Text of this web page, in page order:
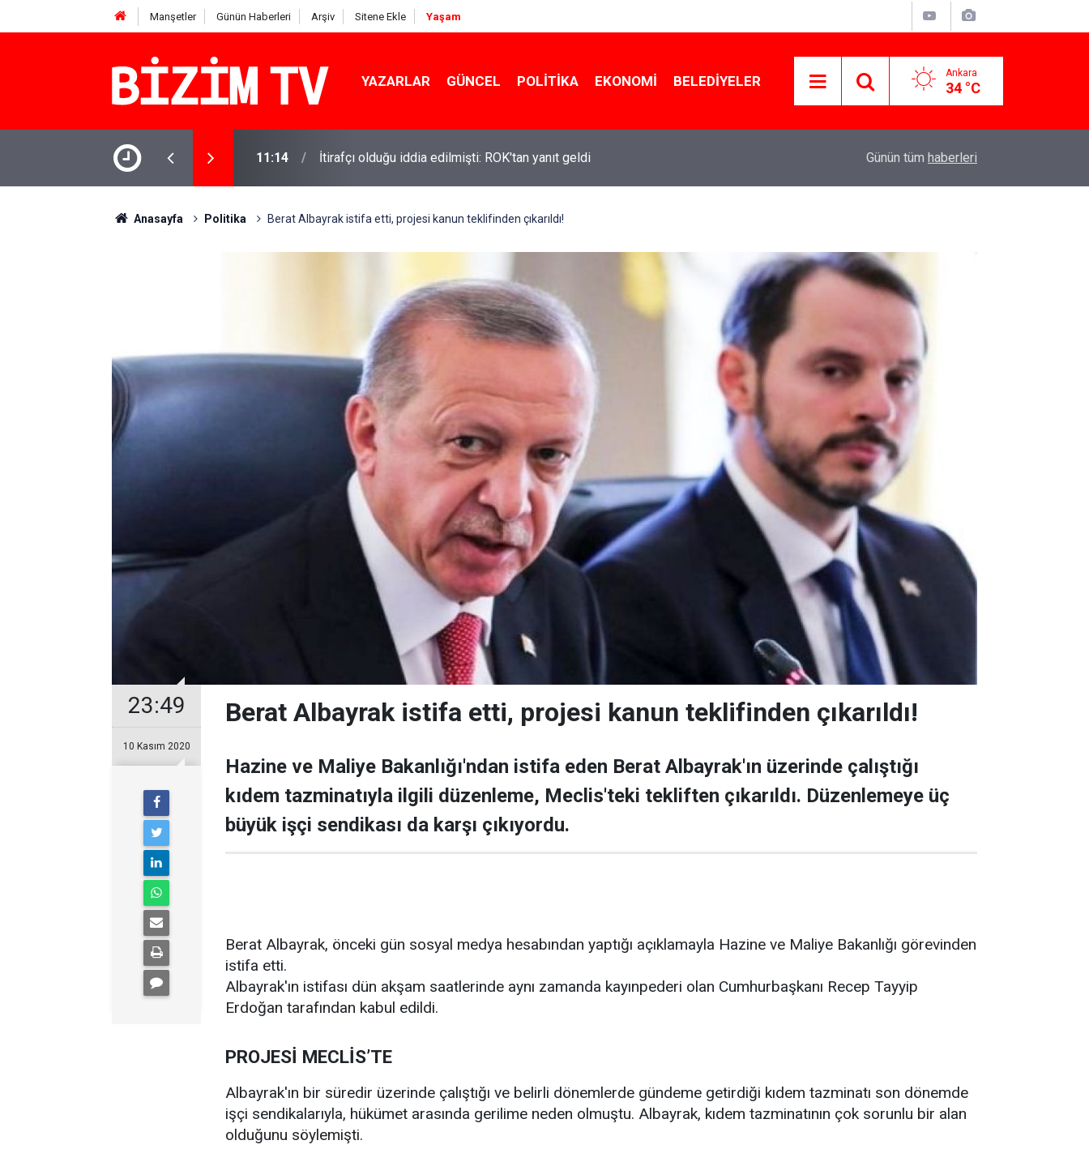
Manşetler Günün Haberleri Arşiv Sitene Ekle Yaşam
YAZARLAR GÜNCEL POLITIKA EKONOMI BELEDIYELER Ankara
34 °C
11:14
İtirafçı olduğu iddia edilmişti: ROK'tan yanıt geldi
11:10
Yusuf Tekin açıkladı: YKS değişecek mi? Lüks yok, şatafat yok: YENİ Parti kapılarını açtı
Günün tüm haberleri
Anasayfa Politika Berat Albayrak istifa etti, projesi kanun teklifinden çıkarıldı!
23:49
10 Kasım 2020
Berat Albayrak istifa etti, projesi kanun teklifinden çıkarıldı!
Hazine ve Maliye Bakanlığı'ndan istifa eden Berat Albayrak'ın üzerinde çalıştığı
kıdem tazminatıyla ilgili düzenleme, Meclis'teki tekliften çıkarıldı. Düzenlemeye üç
büyük işçi sendikası da karşı çıkıyordu.
Berat Albayrak, önceki gün sosyal medya hesabından yaptığı açıklamayla Hazine ve Maliye Bakanlığı görevinden
istifa etti.
Albayrak'ın istifası dün akşam saatlerinde aynı zamanda kayınpederi olan Cumhurbaşkanı Recep Tayyip
Erdoğan tarafından kabul edildi.
PROJESİ MECLİS’TE
Albayrak'ın bir süredir üzerinde çalıştığı ve belirli dönemlerde gündeme getirdiği kıdem tazminatı son dönemde
işçi sendikalarıyla, hükümet arasında gerilime neden olmuştu. Albayrak, kıdem tazminatının çok sorunlu bir alan
olduğunu söylemişti.